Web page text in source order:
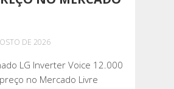
DE 2026
LG Inverter Voice 12.000
no Mercado Livre